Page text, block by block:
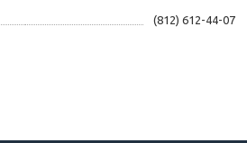
(812) 612-44-07